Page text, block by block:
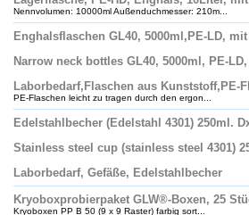
Nennvolumen: 10000ml Außenduchmesser: 210m...
Enghalsflaschen GL40, 5000ml,PE-LD,
Narrow neck bottles GL40, 5000ml, PE-
Laborbedarf,Flaschen aus Kunststoff,PE-
PE-Flaschen leicht zu tragen durch den ergon...
Edelstahlbecher (Edelstahl 4301) 250ml.
Stainless steel cup (stainless steel 4301)
Laborbedarf, Gefäße, Edelstahlbecher
Kryoboxprobierpaket GLW®-Boxen, 25
Kryoboxen PP B 50 (9 x 9 Raster) farbig sort...